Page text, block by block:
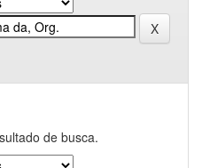
de busca.